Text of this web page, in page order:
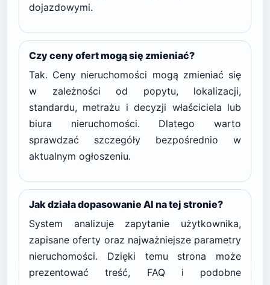
dojazdowymi.
Czy ceny ofert mogą się zmieniać?
Tak. Ceny nieruchomości mogą zmieniać się
w zależności od popytu, lokalizacji,
standardu, metrażu i decyzji właściciela lub
biura nieruchomości. Dlatego warto
sprawdzać szczegóły bezpośrednio w
aktualnym ogłoszeniu.
Jak działa dopasowanie AI na tej stronie?
System analizuje zapytanie użytkownika,
zapisane oferty oraz najważniejsze parametry
nieruchomości. Dzięki temu strona może
prezentować treść, FAQ i podobne